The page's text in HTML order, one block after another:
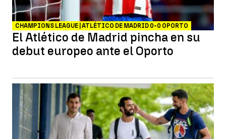
CHAMPIONS LEAGUE | ATLÉTICO DE MADRID 0-0 OPORTO
El Atlético de Madrid pincha en su
debut europeo ante el Oporto